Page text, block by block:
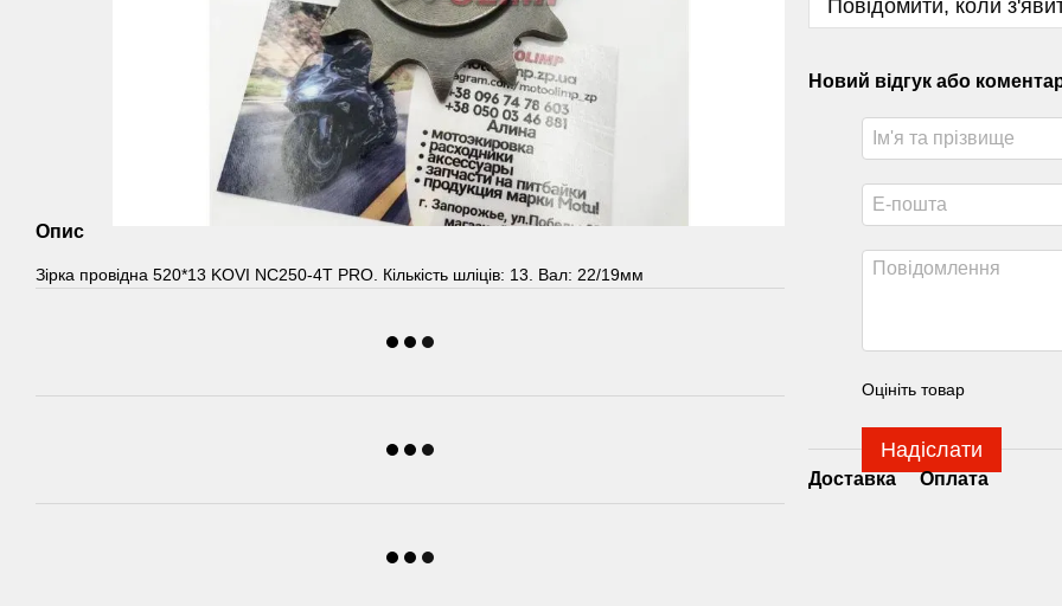
Опис
Зірка провідна 520*13 KOVI NC250-4T PRO. Кількість шліців: 13. Вал: 22/19мм
Повідомити, коли
Новий відгук або
Оцініть товар
Надіслати
Доставка Оплата